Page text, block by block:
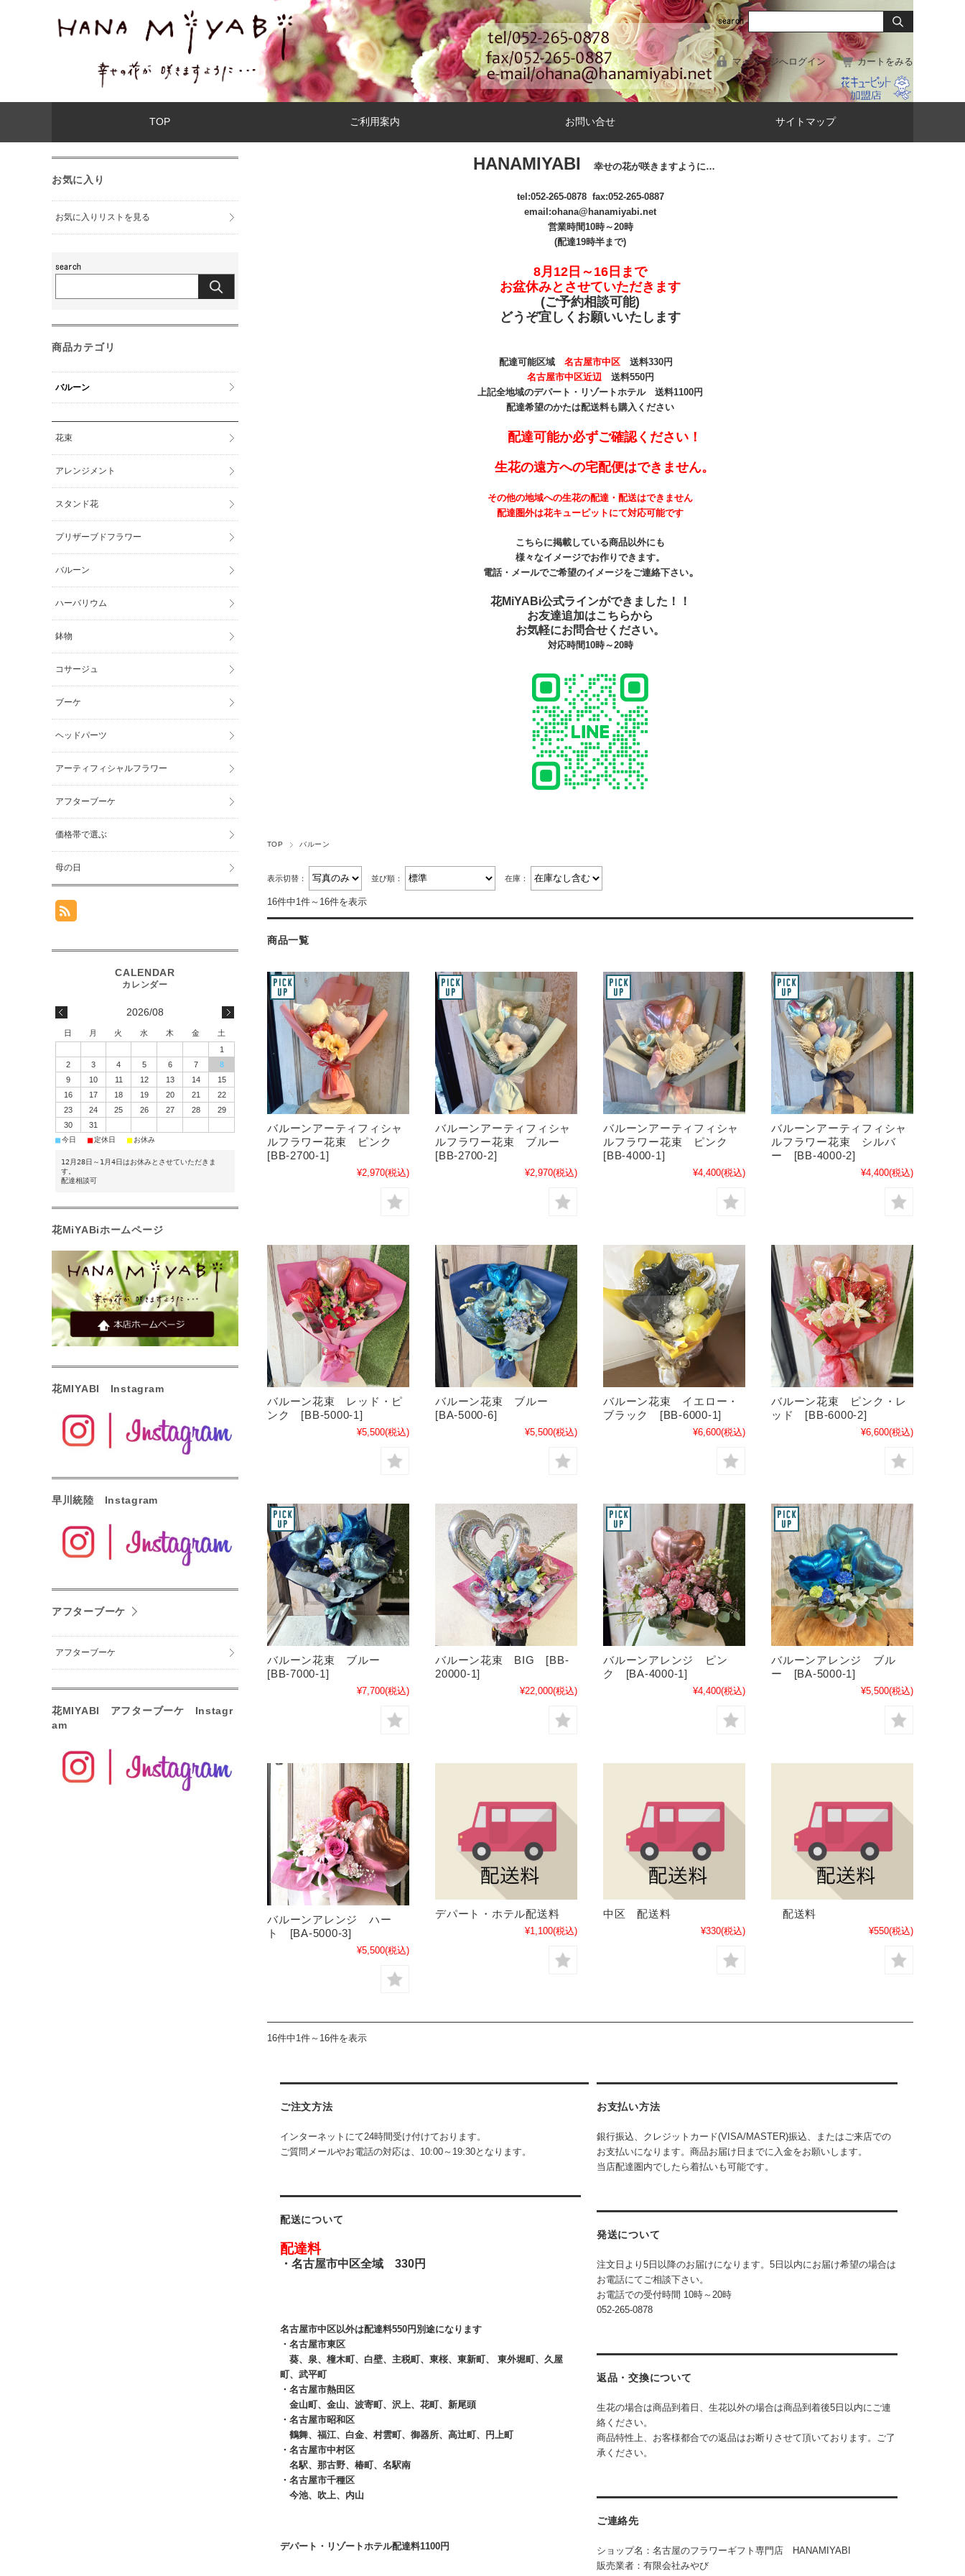
マイページへログイン カートをみる
TOP ご利用案内 お問い合せ サイトマップ
HANAMIYABI 幸せの花が咲きますように…
tel:052-265-0878fax:052-265-0887
email :ohana@hanamiyabi.net
営業時間10時～20時
(配達19時半まで)
8月12日～16日まで
お盆休みとさせていただきます
(ご予約相談可能)
どうぞ宜しくお願いいたします
配達可能区域 名古屋市中区送料330円
名古屋市中区近辺送料550円
上記全地域のデパート・リゾートホテル 送料1100円
配達希望のかたは配送料も購入ください
配達可能か必ずご確認ください！
生花の遠方への宅配便はできません。
その他の地域への生花の配達・配送はできません
配達圏外は花キューピットにて対応可能です
こちらに掲載している商品以外にも
様々なイメージでお作りできます。
電話・メールでご希望のイメージをご連絡下さい。
花MiYABi公式ラインができました！！
お友達追加はこちらから
お気軽にお問合せください。
対応時間10時～20時
TOP バルーン
表示切替： 並び順： 在庫：
16件中1件～16件を表示
商品一覧
バルーンアーティフィシャ
ルフラワー花束 ピンク
[BB-2700-1]
¥2,970(税込)
バルーンアーティフィシャ
ルフラワー花束 ブルー
[BB-2700-2]
¥2,970(税込)
バルーンアーティフィシャ
ルフラワー花束 ピンク
[BB-4000-1]
¥4,400(税込)
バルーンアーティフィシャ
ルフラワー花束 シルバ
ー [BB-4000-2]
¥4,400(税込)
バルーン花束 レッド・ピ
ンク [BB-5000-1]
¥5,500(税込)
バルーン花束 ブルー
[BA-5000-6]
¥5,500(税込)
バルーン花束 イエロー・
ブラック [BB-6000-1]
¥6,600(税込)
バルーン花束 ピンク・レ
ッド [BB-6000-2]
¥6,600(税込)
バルーン花束 ブルー
[BB-7000-1]
¥7,700(税込)
バルーン花束 BIG [BB-
20000-1]
¥22,000(税込)
バルーンアレンジ ピン
ク [BA-4000-1]
¥4,400(税込)
バルーンアレンジ ブル
ー [BA-5000-1]
¥5,500(税込)
バルーンアレンジ ハー
ト [BA-5000-3]
¥5,500(税込)
デパート・ホテル配送料
¥1,100(税込)
中区 配送料
¥330(税込)
配送料
¥550(税込)
16件中1件～16件を表示
ご注文方法
インターネットにて24時間受け付けております。
ご質問メールやお電話の対応は、10:00～19:30となります。
配送について
配達料
・ 名古屋市中区全域 330円
名古屋市中区以外は配達料550円別途になります
・ 名古屋市東区
葵、泉、橦木町、白壁、主税町、東桜、東新町、 東外堀町、久屋
町、武平町
・ 名古屋市熱田区
金山町、金山、波寄町、沢上、花町、新尾頭
・ 名古屋市昭和区
鶴舞、福江、白金、村雲町、御器所、高辻町、円上町
・ 名古屋市中村区
名駅、那古野、椿町、名駅南
・ 名古屋市千種区
今池、吹上、内山
デパート・リゾートホテル配達料1100円
お支払い方法
銀行振込、クレジットカード(VISA/MASTER)振込、またはご来店での
お支払いになります。商品お届け日までに入金をお願いします。
当店配達圏内でしたら着払いも可能です。
発送について
注文日より5日以降のお届けになります。5日以内にお届け希望の場合は
お電話にてご相談下さい。
お電話での受付時間 10時～20時
052-265-0878
返品・交換について
生花の場合は商品到着日、生花以外の場合は商品到着後5日以内にご連
絡ください。
商品特性上、お客様都合での返品はお断りさせて頂いております。ご了
承ください。
ご連絡先
ショップ名：名古屋のフラワーギフト専門店 HANAMIYABI
販売業者：有限会社みやび
お気に入り
お気に入りリストを見る
商品カテゴリ
バルーン
花束
アレンジメント
スタンド花
プリザーブドフラワー
バルーン
ハーバリウム
鉢物
コサージュ
ブーケ
ヘッドパーツ
アーティフィシャルフラワー
アフターブーケ
価格帯で選ぶ
母の日
2026/08
日 月 火 水 木 金
土
1
2
3 4 5 6 7
8
9
10 11 12 13 14
15
16
17 18 19 20 21
22
23
24 25 26 27 28
29
30
31
■今日 ■定休日 ■ お休み
12月28日～1月4日はお休みとさせていただきま
す。
配達相談可
花MiYABiホームページ
花MIYABI Instagram
早川統陸 Instagram
アフターブーケ
アフターブーケ
花MIYABI アフターブーケ Instagr
am